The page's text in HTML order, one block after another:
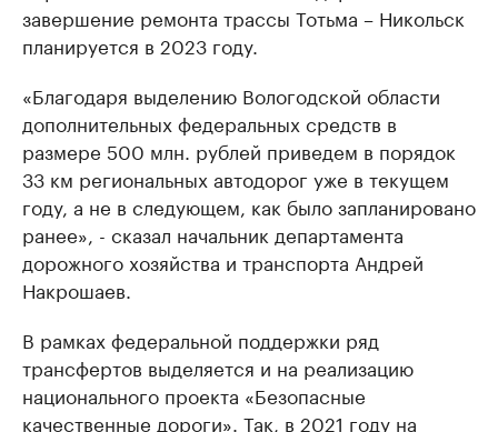
завершение ремонта трассы Тотьма – Никольск
планируется в 2023 году.
«Благодаря выделению Вологодской области
дополнительных федеральных средств в
размере 500 млн. рублей приведем в порядок
33 км региональных автодорог уже в текущем
году, а не в следующем, как было запланировано
ранее», - сказал начальник департамента
дорожного хозяйства и транспорта Андрей
Накрошаев.
В рамках федеральной поддержки ряд
трансфертов выделяется и на реализацию
национального проекта «Безопасные
качественные дороги». Так, в 2021 году на